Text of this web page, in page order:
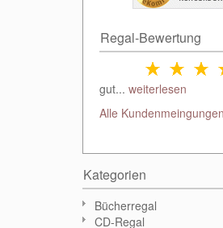
Regal-Bewertung
gut... weiterlesen
Alle
Kategorien
Bücherregal
CD-Regal